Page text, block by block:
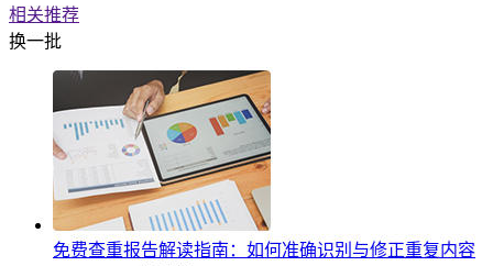
相关推荐
换一批
免费查重报告解读指南：如何准确识别与修正重复内容